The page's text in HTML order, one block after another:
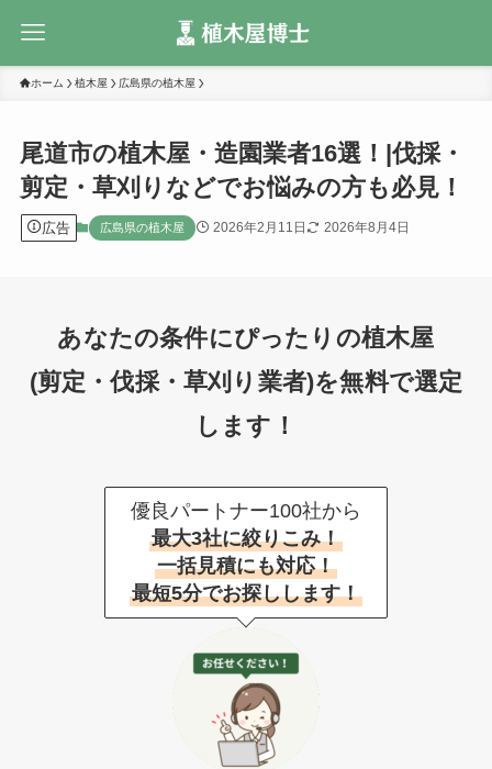
ホーム 植木屋 広島県の植木屋
尾道市の植木屋・造園業者16選！|伐採・
剪定・草刈りなどでお悩みの方も必見！
広告 広島県の植木屋 2026年2月11日 2026年8月4日
あなたの条件にぴったりの植木屋
(剪定・伐採・草刈り業者)を無料で選定
します！
優良パートナー100社から
最大3社に絞りこみ！
一括見積にも対応！
最短5分でお探しします！